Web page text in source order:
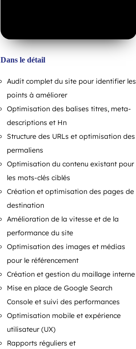
Dans le détail
Audit complet du site pour identifier les
points à améliorer
Optimisation des balises titres, meta-
descriptions et Hn
Structure des URLs et optimisation des
permaliens
Optimisation du contenu existant pour
les mots-clés ciblés
Création et optimisation des pages de
destination
Amélioration de la vitesse et de la
performance du site
Optimisation des images et médias
pour le référencement
Création et gestion du maillage interne
Mise en place de Google Search
Console et suivi des performances
Optimisation mobile et expérience
utilisateur (UX)
Rapports réguliers et